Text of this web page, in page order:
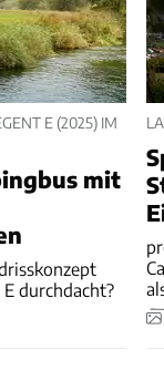
E (2025) IM
mit
durchdacht?